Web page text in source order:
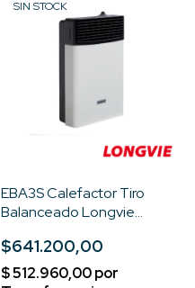
SIN STOCK
EBA3S Calefactor Tiro
Balanceado Longvie
$641.200,00